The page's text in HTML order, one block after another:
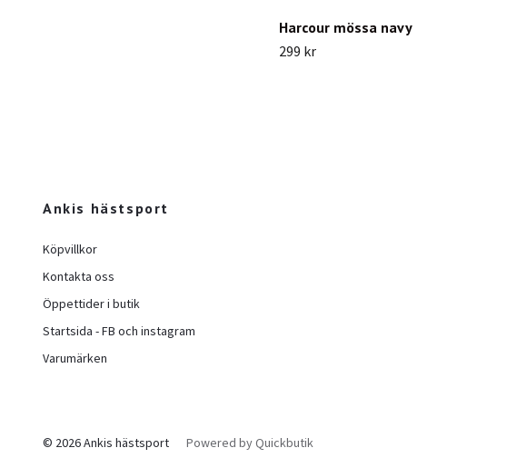
Harcour mössa navy
299 kr
Ankis hästsport
Köpvillkor
Kontakta oss
Öppettider i butik
Startsida - FB och instagram
Varumärken
© 2026 Ankis hästsport Powered by Quickbutik